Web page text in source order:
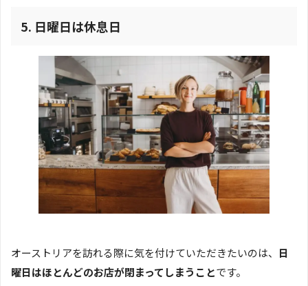
5. 日曜日は休息日
オーストリアを訪れる際に気を付けていただきたいのは、 日
曜日はほとんどのお店が閉まってしまうことです。